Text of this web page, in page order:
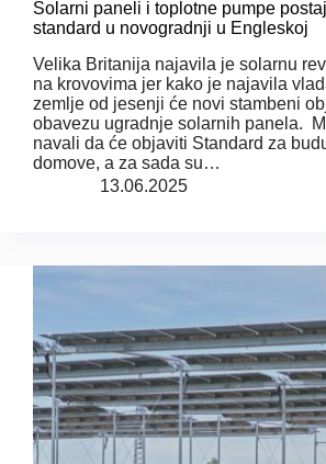
Solarni paneli i toplotne pumpe
standard u novogradnji u Engleskoj
Velika Britanija najavila je solarnu
na krovovima jer kako je najavila
zemlje od jesenji će novi stambeni
obavezu ugradnje solarnih panela.
navali da će objaviti Standard za
domove, a za sada su…
13.06.2025